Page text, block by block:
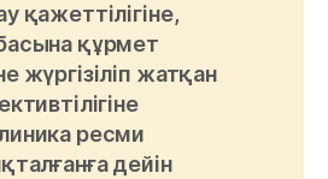
қажеттілігіне,
құрмет
жүргізіліп жатқан
ресми
дейін